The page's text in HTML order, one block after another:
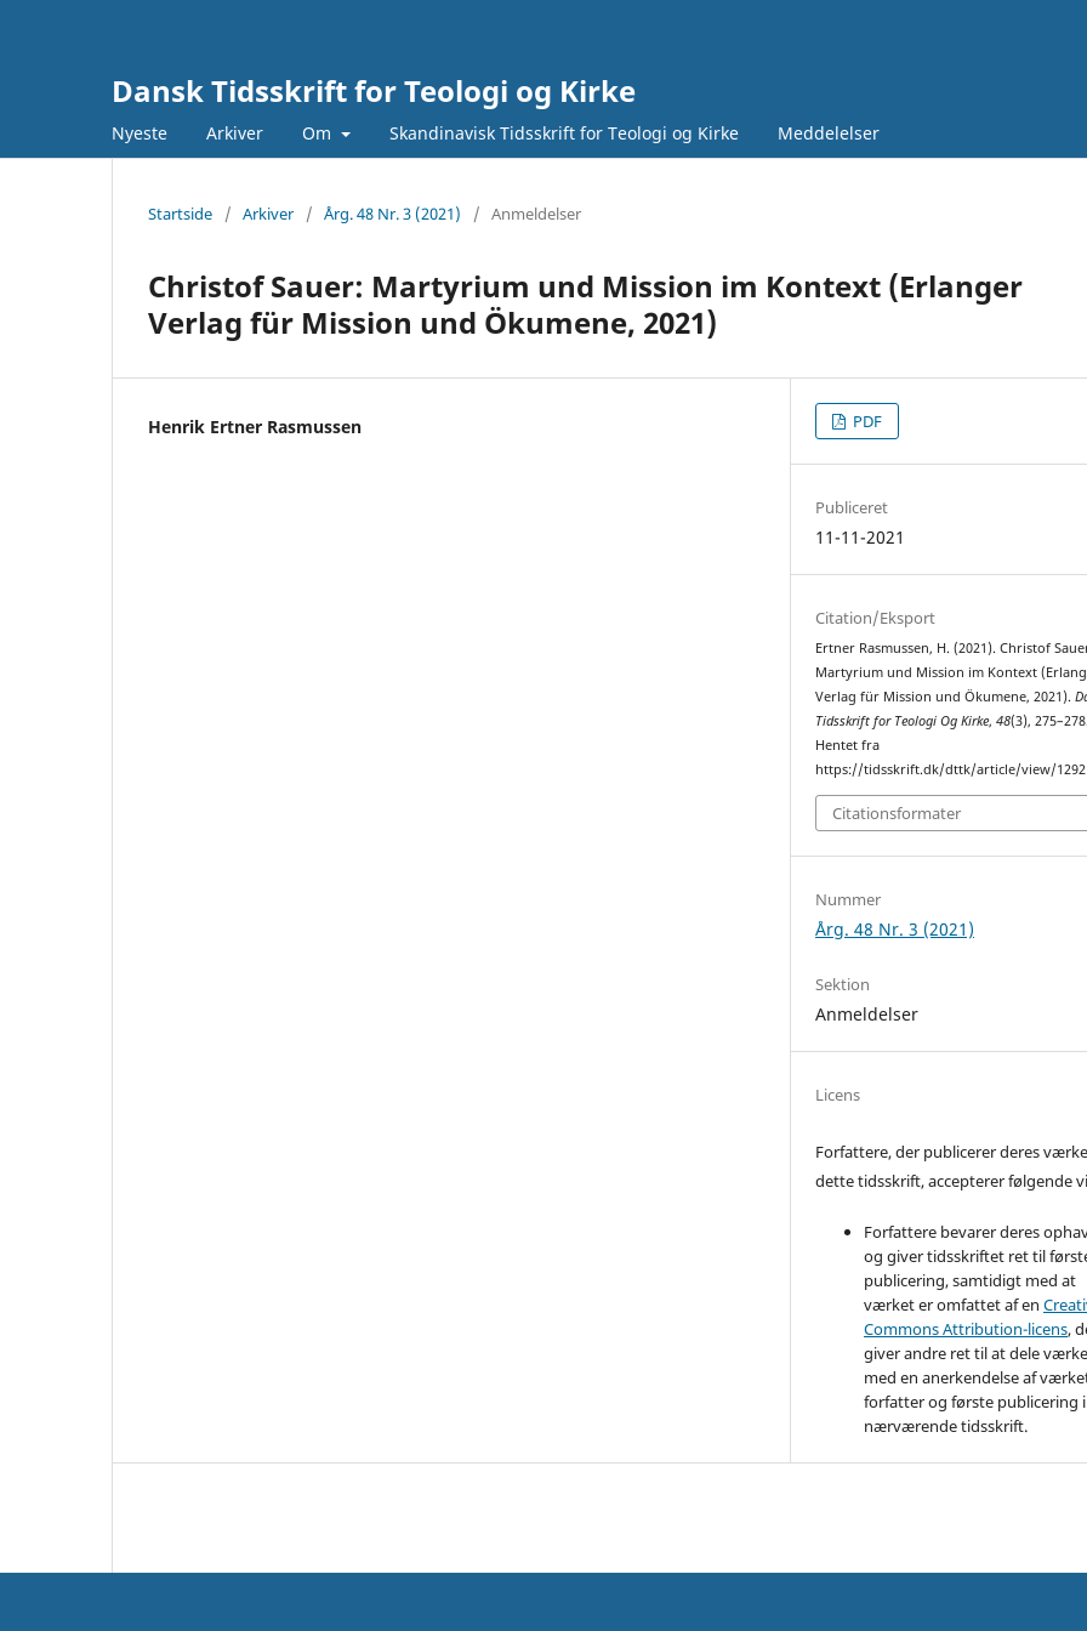
Dansk Tidsskrift for Teologi og Kirke
Nyeste Arkiver Om Skandinavisk Tidsskrift for Teologi og Kirke Meddelelser
Startside / Arkiver / Årg. 48 Nr. 3 (2021) / Anmeldelser
Christof Sauer: Martyrium und Mission im Kontext (Erlanger
Verlag für Mission und Ökumene, 2021)
Henrik Ertner Rasmussen PDF
Publiceret
11-11-2021
Citation/Eksport
Ertner Rasmussen, H. (2021). Christof
Martyrium und Mission im Kontext
Verlag für Mission und Ökumene, 2021).
Tidsskrift for Teologi Og Kirke,48(3), 275–278.
Hentet fra
https://tidsskrift.dk/dttk/article/view/
Citationsformater
Nummer
Årg. 48 Nr. 3 (2021)
Sektion
Anmeldelser
Licens
Forfattere, der publicerer deres
dette tidsskrift, accepterer følgende
Forfattere bevarer deres
og giver tidsskriftet ret til
publicering, samtidigt med at
værket er omfattet af en
Commons Attribution-licens,
giver andre ret til at dele
med en anerkendelse af
forfatter og første publicering i
nærværende tidsskrift.